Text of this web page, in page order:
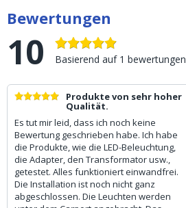
Bewertungen
10 Basierend auf 1 bewertungen
Produkte von sehr hoher
Qualität.
Es tut mir leid, dass ich noch keine
Bewertung geschrieben habe. Ich habe
die Produkte, wie die LED-Beleuchtung,
die Adapter, den Transformator usw.,
getestet. Alles funktioniert einwandfrei.
Die Installation ist noch nicht ganz
abgeschlossen. Die Leuchten werden